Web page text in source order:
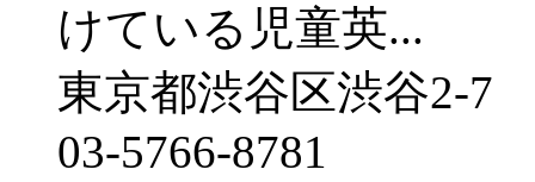
けている児童英...
東京都渋谷区渋谷2-7
03-5766-8781